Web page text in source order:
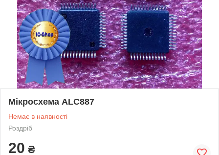
Мікросхема ALC887
Немає в наявності
Роздріб
20 ₴